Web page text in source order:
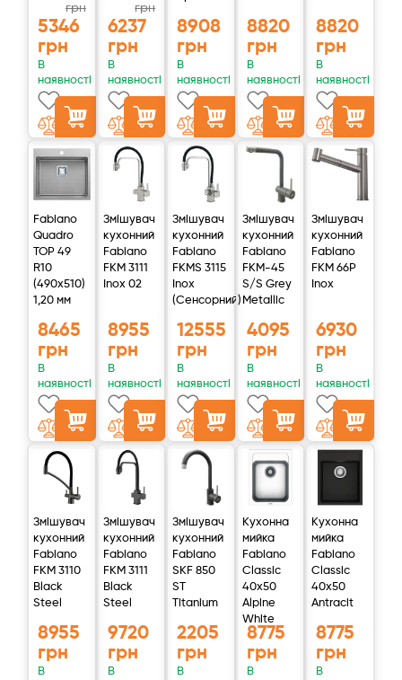
грн
5346
грн
В
наявності
грн
6237
грн
В
наявності
8908
грн
В
наявності
8820
грн
В
наявності
8820
грн
В
наявності
Fabiano
Quadro
TOP 49
R10
(490x510)
1,20 мм
8465
грн
В
наявності
Змішувач
кухонний
Fabiano
FKM 3111
Inox 02
8955
грн
В
наявності
Змішувач
кухонний
Fabiano
FKMS 3115
Inox
(Сенсорний)
12555
грн
В
наявності
Змішувач
кухонний
Fabiano
FKM-45
S/S Grey
Metallic
4095
грн
В
наявності
Змішувач
кухонний
Fabiano
FKM 66P
Inox
6930
грн
В
наявності
Змішувач
кухонний
Fabiano
FKM 3110
Black
Steel
8955
грн
В
Змішувач
кухонний
Fabiano
FKM 3111
Black
Steel
9720
грн
В
Змішувач
кухонний
Fabiano
SKF 850
ST
Titanium
2205
грн
В
Кухонна
мийка
Fabiano
Classic
40x50
Alpine
White
8775
грн
В
Кухонна
мийка
Fabiano
Classic
40x50
Antracit
8775
грн
В